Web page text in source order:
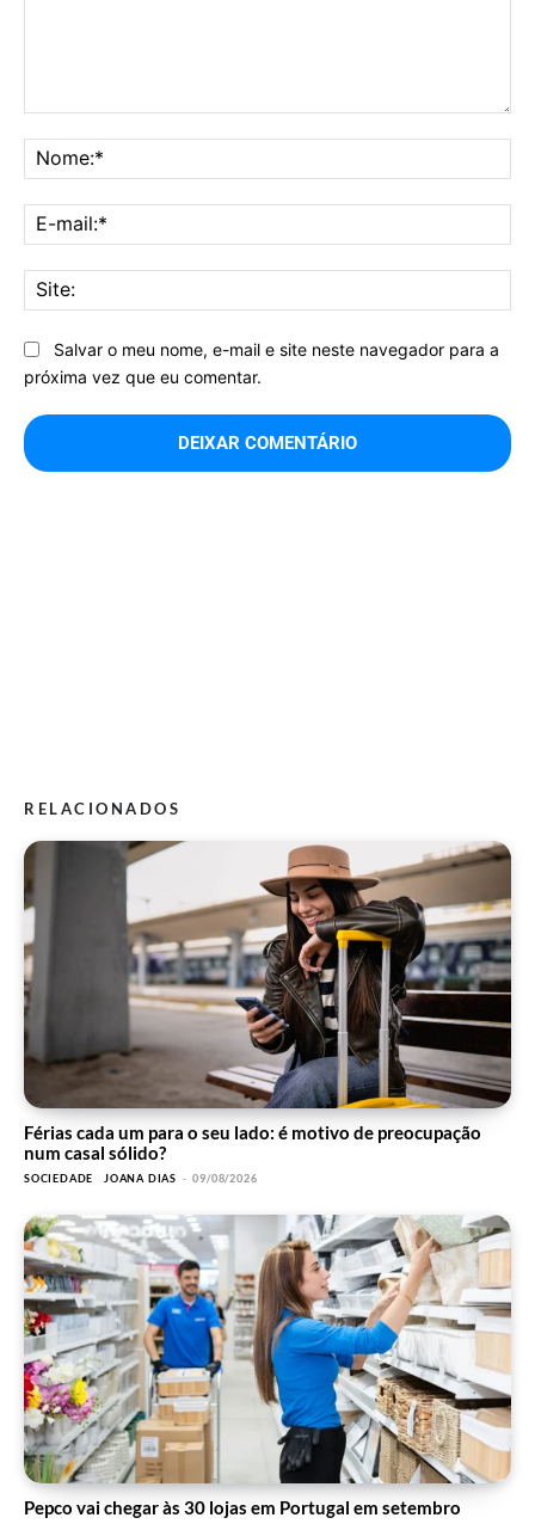
Salvar o meu nome, e-mail e site neste navegador para a
próxima vez que eu comentar.
RELACIONADOS
Férias cada um para o seu lado: é motivo de preocupação
num casal sólido?
SOCIEDADE JOANA DIAS - 09/08/2026
Pepco vai chegar às 30 lojas em Portugal em setembro